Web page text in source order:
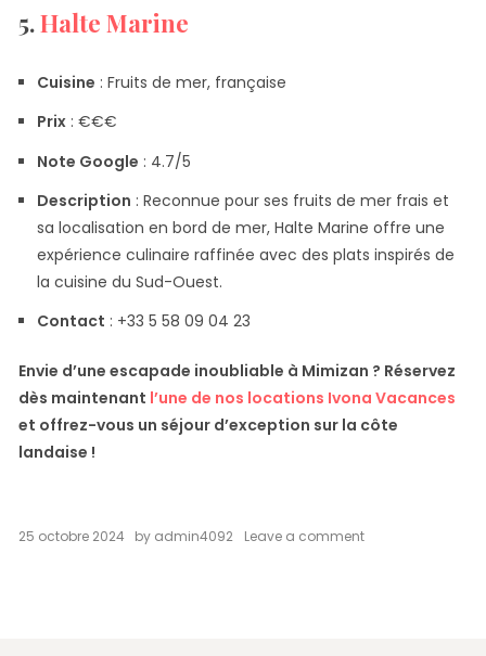
5.Halte Marine
Cuisine : Fruits de mer, française
Prix ​​: €€€
Note Google : 4.7/5
Description : Reconnue pour ses fruits de mer frais et
sa localisation en bord de mer, Halte Marine offre une
expérience culinaire raffinée avec des plats inspirés de
la cuisine du Sud-Ouest.
Contact : +33 5 58 09 04 23
Envie d’une escapade inoubliable à Mimizan ? Réservez
dès maintenant l’une de nos locations Ivona Vacances
et offrez-vous un séjour d’exception sur la côte
landaise !
25 octobre 2024 by admin4092 Leave a commenton